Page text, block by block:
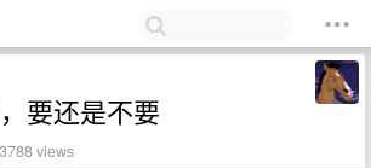
要还是不要
views